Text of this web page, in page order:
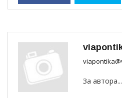
За автора...